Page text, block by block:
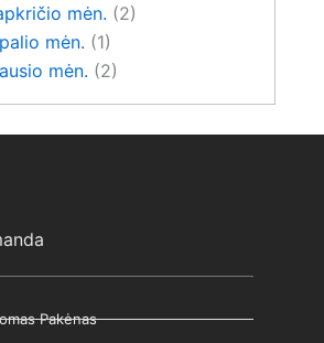
mėn. (2)
mėn. (1)
mėn. (2)
Pakėnas